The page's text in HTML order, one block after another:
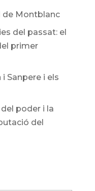
de Montblanc
del passat: el
primer
Sanpere i els
poder i la
del